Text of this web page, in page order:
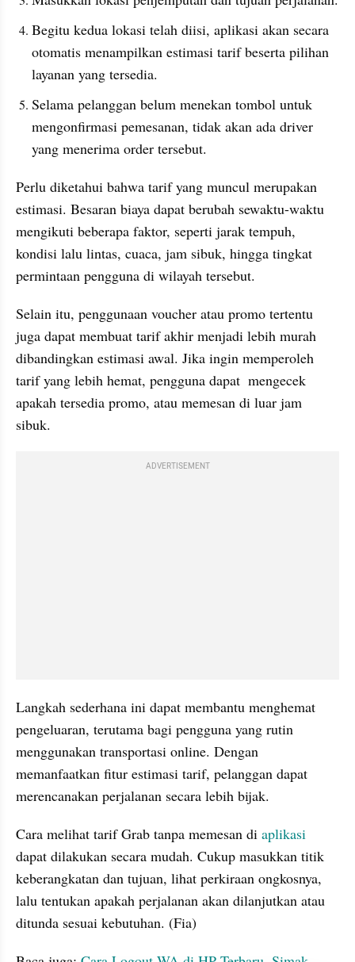
Begitu kedua lokasi telah diisi, aplikasi akan secara
otomatis menampilkan estimasi tarif beserta pilihan
layanan yang tersedia.
Selama pelanggan belum menekan tombol untuk
mengonfirmasi pemesanan, tidak akan ada driver
yang menerima order tersebut.
Perlu diketahui bahwa tarif yang muncul merupakan
estimasi. Besaran biaya dapat berubah sewaktu-waktu
mengikuti beberapa faktor, seperti jarak tempuh,
kondisi lalu lintas, cuaca, jam sibuk, hingga tingkat
permintaan pengguna di wilayah tersebut.
Selain itu, penggunaan voucher atau promo tertentu
juga dapat membuat tarif akhir menjadi lebih murah
dibandingkan estimasi awal. Jika ingin memperoleh
tarif yang lebih hemat, pengguna dapat  mengecek
apakah tersedia promo, atau memesan di luar jam
sibuk.
ADVERTISEMENT
Langkah sederhana ini dapat membantu menghemat
pengeluaran, terutama bagi pengguna yang rutin
menggunakan transportasi online. Dengan
memanfaatkan fitur estimasi tarif, pelanggan dapat
merencanakan perjalanan secara lebih bijak.
Cara melihat tarif Grab tanpa memesan di aplikasi
dapat dilakukan secara mudah. Cukup masukkan titik
keberangkatan dan tujuan, lihat perkiraan ongkosnya,
lalu tentukan apakah perjalanan akan dilanjutkan atau
ditunda sesuai kebutuhan. (Fia)